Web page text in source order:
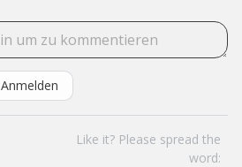
Anmelden
Like it? Please spread the
word: